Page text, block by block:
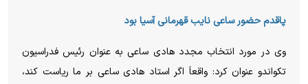
پاقدم حضور ساعی نایب قهرمانی آسیا بود
وی در مورد انتخاب مجدد هادی ساعی به عنوان رئیس فدراسیون
تکواندو عنوان کرد: واقعاَ اگر استاد هادی ساعی بر ما ریاست کند،